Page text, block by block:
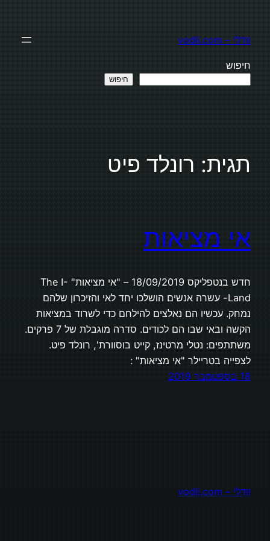
וודלי – vodli.com
חיפוש
חיפוש
תגית: רונלד פיט
אי מציאות
חדש בנטפליקס 18/09/2019 – "אי מציאות" The I-
Land- עשרה אנשים הושלכו יחד לאי והזיכרון שלהם
נמחק. עכשיו הם נאלצים להילחם כדי לשרוד במציאות
הקשה ובאי שבו הם לכודים. סדרה מוגבלת של 7 פרקים.
משתתפים: נטלי מרטינז, קייט בוסוורת', רונלד פיט.
לצפייה בטריילר "אי מציאות" :
18 בספטמבר 2019
וודלי – vodli.com